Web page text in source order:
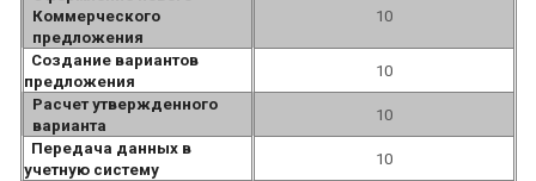
Коммерческого
предложения
10
Создание вариантов
предложения
10
Расчет утвержденного
варианта
10
Передача данных в
учетную систему
10